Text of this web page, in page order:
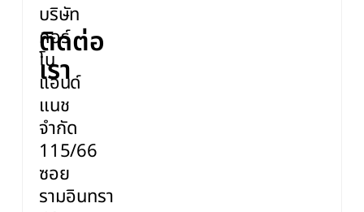
ติดต่อ
เรา
บริษัท
คอร์
โน
แอนด์
แนช
จำกัด
115/66
ซอย
รามอินทรา